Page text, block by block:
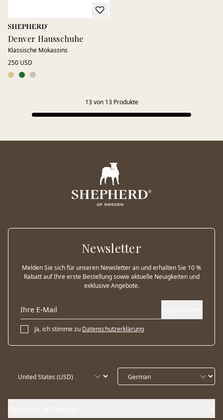
Denver Hausschuhe
Klassische Mokassins
250 USD
13 von 13 Produkte
Newsletter
Melden Sie sich für unseren Newsletter an und erhalten Sie 10 %
Rabatt auf Ihre erste Bestellung sowie aktuelle Neuigkeiten und
exklusive Angebote.
Ja, ich stimme zu Datenschutzerklärung